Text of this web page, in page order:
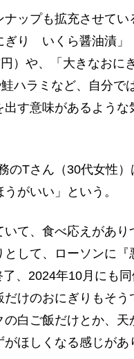
ップも拡充させてい
ぎり いくら醤油漬
）や、「大きなおに
ハラミなど、自分で
す意味があるよう
Tさん（30代女性）
がいい」という。
いて、食べ応えがあ
して、ローソンに
、2024年10月にも
けのおにぎりもそう
白ご飯だけとか、天
ほしくなる感じがあ